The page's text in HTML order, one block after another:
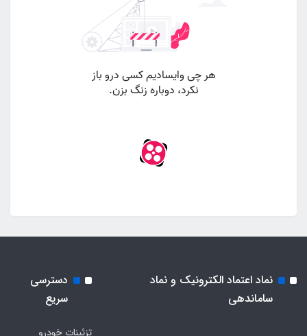
نماد اعتماد الکترونیک و نماد
ساماندهی
دسترسی
سریع
تزئینات خودرو